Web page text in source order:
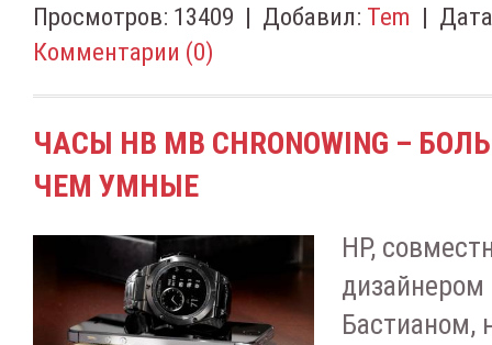
Просмотров: 13409 | Добавил: Tem |
Комментарии (0)
ЧАСЫ HB MB CHRONOWING –
ЧЕМ УМНЫЕ
HP,
Бастианом,